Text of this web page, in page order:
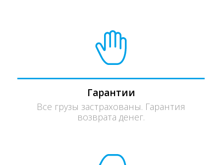
Гарантии
Все грузы застрахованы. Гарантия
возврата денег.